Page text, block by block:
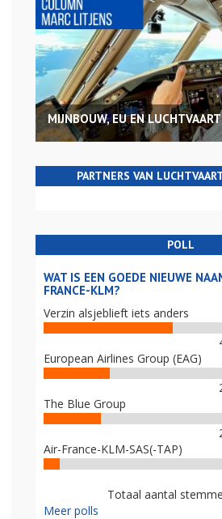
MIJNBOUW, EU EN LUCHTVAART
PARTNERS VAN
POLL
WAT IS EEN GOEDE NIEUWE
FRANCE-KLM?
Verzin alsjeblieft iets anders
European Airlines Group (EAG)
The Blue Group
Air-France-KLM-SAS(-TAP)
Totaal aantal
Meer polls